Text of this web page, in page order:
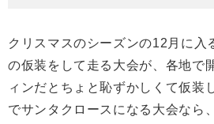
クリスマスのシーズンの12月に入
の仮装をして走る大会が、各地で
ィンだとちょと恥ずかしくて仮装
でサンタクロースになる大会なら